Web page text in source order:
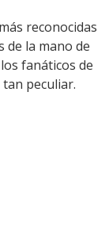
reconocidas
de la mano de
fanáticos de
tan peculiar.